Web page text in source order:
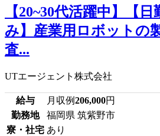
【20~30代活躍中】【
み】産業用ロボットの
査...
UTエージェント株式会社
給与 月収例206,000円
勤務地
福岡県 筑紫野市
寮・社宅 あり